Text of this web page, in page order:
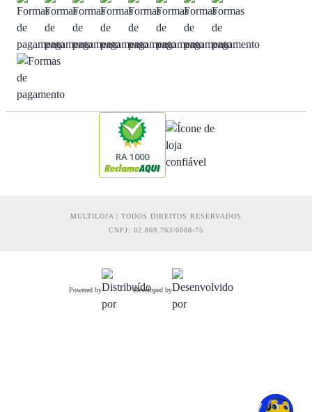
RA 1000
MULTILOJA | TODOS DIREITOS RESERVADOS
CNPJ: 02.869.763/0008-75
Powered by Developed by